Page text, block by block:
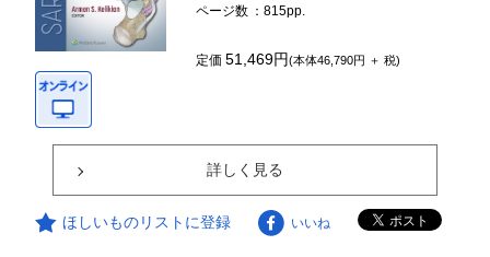
ページ数 ：815pp.
定価51,469円(本体46,790円 ＋ 税)
詳しく見る
ほしいものリストに登録 いいね